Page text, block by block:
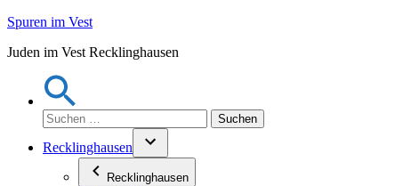
Zum
springen
Spuren im Vest
Juden im Vest Recklinghausen
Suchen
nach:
Recklinghausen
Recklinghausen